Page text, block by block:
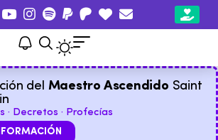
del Maestro Ascendido Saint
· Decretos · Profecías